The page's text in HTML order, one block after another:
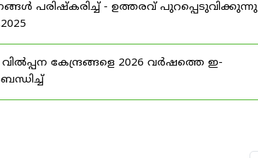
പരിഷ്കരിച്ച് - ഉത്തരവ് പുറപ്പെടുവിക്കുന്നു
കേന്ദ്രങ്ങളെ 2026 വർഷത്തെ ഇ-